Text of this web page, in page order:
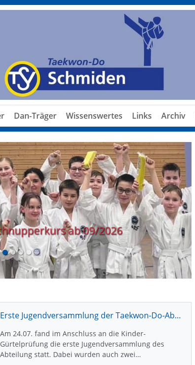
Dan-Träger Wissenswertes Links Archiv
ab 09/2026
Next
Erste Jugendversammlung der Taekwon-Do-Abteilung
Am 24.07. fand im Anschluss an die Kinder-
Gürtelprüfung die erste Jugendversammlung des
Abteilung statt. Dabei wurden auch zwei…